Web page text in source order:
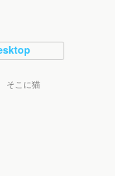
そこに猫